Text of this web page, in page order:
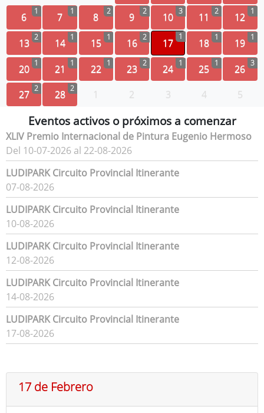
6 1 7 1 8 2 9 2 10 3 11 2 12 1
13 2 14 1 15 1 16 2 17
1
18 1 19 1
20 1 21 1 22 1 23 2 24 1 25 1 26 3
27 2 28 2 1 2 3 4 5
Eventos activos o próximos a comenzar
XLIV Premio Internacional de Pintura Eugenio Hermoso
Del 10-07-2026 al 22-08-2026
LUDIPARK Circuito Provincial Itinerante
07-08-2026
LUDIPARK Circuito Provincial Itinerante
10-08-2026
LUDIPARK Circuito Provincial Itinerante
12-08-2026
LUDIPARK Circuito Provincial Itinerante
14-08-2026
LUDIPARK Circuito Provincial Itinerante
17-08-2026
17 de Febrero